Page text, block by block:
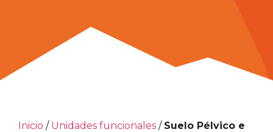
Inicio / Unidades funcionales / Suelo Pélvico e